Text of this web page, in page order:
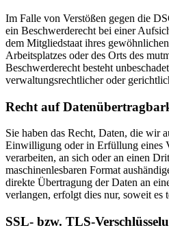
Im Falle von Verstößen gegen die
ein Beschwerderecht bei einer
dem Mitgliedstaat ihres
Arbeitsplatzes oder des Orts des
Beschwerderecht besteht
verwaltungsrechtlicher oder
Recht auf
Sie haben das Recht, Daten, die wir
Einwilligung oder in Erfüllung eines
verarbeiten, an sich oder an einen
maschinenlesbaren Format
direkte Übertragung der Daten an
verlangen, erfolgt dies nur, soweit es
SSL- bzw. TLS-